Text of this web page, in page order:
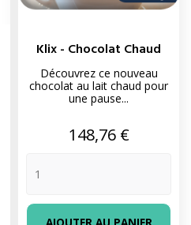
Klix - Chocolat Chaud
Découvrez ce nouveau
chocolat au lait chaud pour
une pause...
Prix
148,76 €